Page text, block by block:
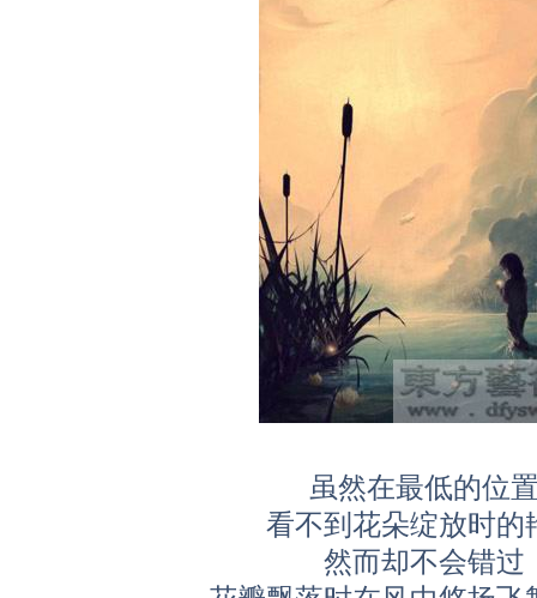
虽然在最低的位
看不到花朵绽放时的
然而却不会错过